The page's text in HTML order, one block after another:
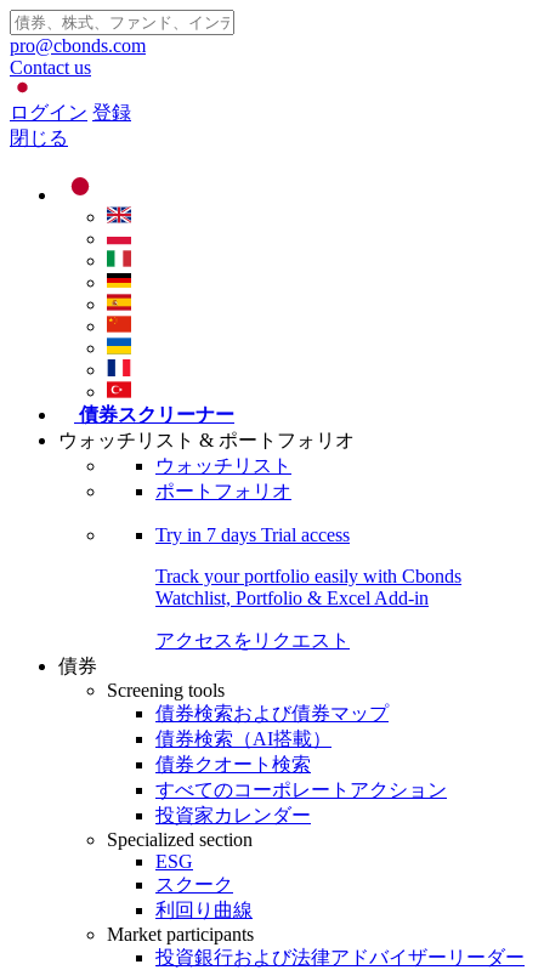
pro@cbonds.com
Contact us
ログイン 登録
閉じる
債券スクリーナー
ウォッチリスト & ポートフォリオ
ウォッチリスト
ポートフォリオ
Try in 7 days Trial access
Track your portfolio easily with Cbonds
Watchlist, Portfolio & Excel Add-in
アクセスをリクエスト
債券
Screening tools
債券検索および債券マップ
債券検索（AI搭載）
債券クオート検索
すべてのコーポレートアクション
投資家カレンダー
Specialized section
ESG
スクーク
利回り曲線
Market participants
投資銀行および法律アドバイザーリーダー